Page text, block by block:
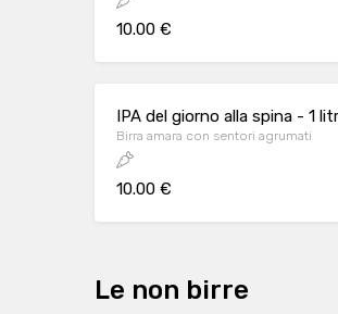
10.00 €
IPA del giorno alla spina - 1
Birra amara con sentori agrumati
10.00 €
Le non birre